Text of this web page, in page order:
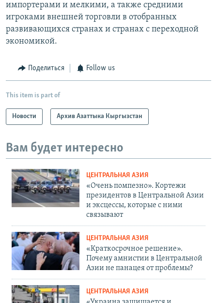
импортерами и мелкими, а также средними
игроками внешней торговли в отобранных
развивающихся странах и странах с переходной
экономикой.
Поделиться Follow us
This item is part of
Новости Архив Азаттыка Кыргызстан
Вам будет интересно
ЦЕНТРАЛЬНАЯ АЗИЯ
«Очень помпезно». Кортежи
президентов в Центральной Азии
и эксцессы, которые с ними
связывают
ЦЕНТРАЛЬНАЯ АЗИЯ
«Краткосрочное решение».
Почему амнистии в Центральной
Азии не панацея от проблемы?
ЦЕНТРАЛЬНАЯ АЗИЯ